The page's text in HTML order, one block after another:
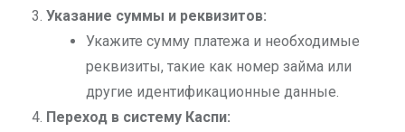
Указание суммы и реквизитов:
Укажите сумму платежа и необходимые
реквизиты, такие как номер займа или
другие идентификационные данные.
Переход в систему Каспи: